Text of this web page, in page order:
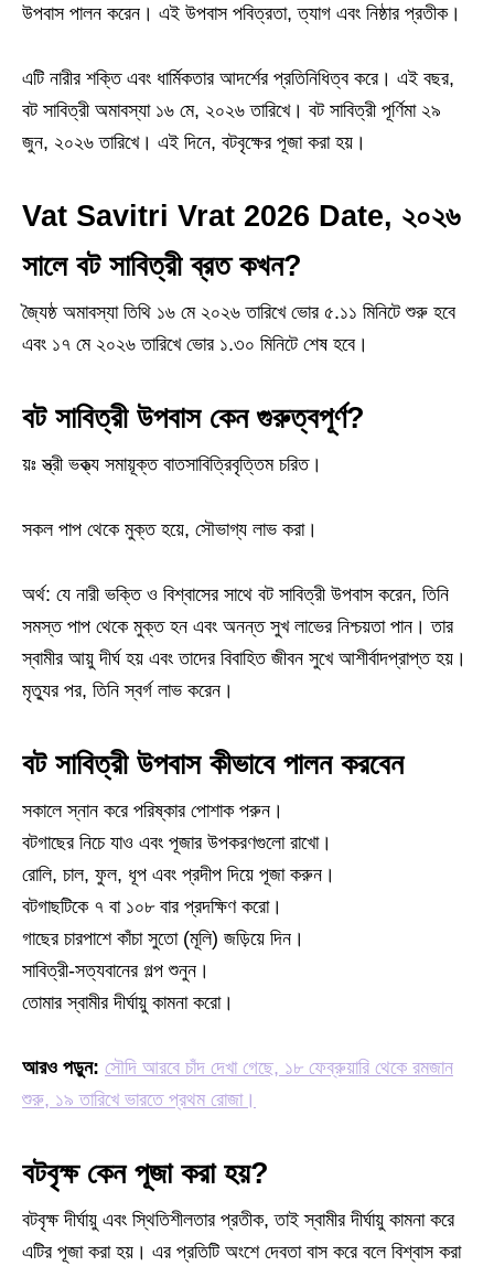
উপবাস পালন করেন। এই উপবাস পবিত্রতা, ত্যাগ এবং নিষ্ঠার প্রতীক।
এটি নারীর শক্তি এবং ধার্মিকতার আদর্শের প্রতিনিধিত্ব করে। এই বছর,
বট সাবিত্রী অমাবস্যা ১৬ মে, ২০২৬ তারিখে। বট সাবিত্রী পূর্ণিমা ২৯
জুন, ২০২৬ তারিখে। এই দিনে, বটবৃক্ষের পূজা করা হয়।
Vat Savitri Vrat 2026 Date, ২০২৬
সালে বট সাবিত্রী ব্রত কখন?
জ্যৈষ্ঠ অমাবস্যা তিথি ১৬ মে ২০২৬ তারিখে ভোর ৫.১১ মিনিটে শুরু হবে
এবং ১৭ মে ২০২৬ তারিখে ভোর ১.৩০ মিনিটে শেষ হবে।
বট সাবিত্রী উপবাস কেন গুরুত্বপূর্ণ?
য়ঃ স্ত্রী ভক্ত্য সমায়ূক্ত বাতসাবিত্রিবৃত্তিম চরিত।
সকল পাপ থেকে মুক্ত হয়ে, সৌভাগ্য লাভ করা।
অর্থ: যে নারী ভক্তি ও বিশ্বাসের সাথে বট সাবিত্রী উপবাস করেন, তিনি
সমস্ত পাপ থেকে মুক্ত হন এবং অনন্ত সুখ লাভের নিশ্চয়তা পান। তার
স্বামীর আয়ু দীর্ঘ হয় এবং তাদের বিবাহিত জীবন সুখে আশীর্বাদপ্রাপ্ত হয়।
মৃত্যুর পর, তিনি স্বর্গ লাভ করেন।
বট সাবিত্রী উপবাস কীভাবে পালন করবেন
সকালে স্নান করে পরিষ্কার পোশাক পরুন।
বটগাছের নিচে যাও এবং পূজার উপকরণগুলো রাখো।
রোলি, চাল, ফুল, ধূপ এবং প্রদীপ দিয়ে পূজা করুন।
বটগাছটিকে ৭ বা ১০৮ বার প্রদক্ষিণ করো।
গাছের চারপাশে কাঁচা সুতো (মূলি) জড়িয়ে দিন।
সাবিত্রী-সত্যবানের গল্প শুনুন।
তোমার স্বামীর দীর্ঘায়ু কামনা করো।
আরও পড়ুন: সৌদি আরবে চাঁদ দেখা গেছে, ১৮ ফেব্রুয়ারি থেকে রমজান
শুরু, ১৯ তারিখে ভারতে প্রথম রোজা।
বটবৃক্ষ কেন পূজা করা হয়?
বটবৃক্ষ দীর্ঘায়ু এবং স্থিতিশীলতার প্রতীক, তাই স্বামীর দীর্ঘায়ু কামনা করে
এটির পূজা করা হয়। এর প্রতিটি অংশে দেবতা বাস করে বলে বিশ্বাস করা